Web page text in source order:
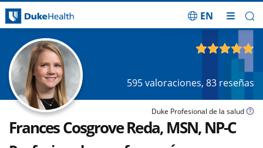
EN
595valoraciones, 83 reseñas
Duke Profesional de la salud
Frances Cosgrove Reda, MSN, NP-C